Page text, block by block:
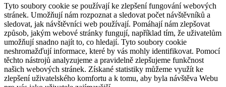
Tyto soubory cookie se používají ke zlepšení fungování webových
stránek. Umožňují nám rozpoznat a sledovat počet návštěvníků a
sledovat, jak návštěvníci web používají. Pomáhají nám zlepšovat
způsob, jakým webové stránky fungují, například tím, že uživatelům
umožňují snadno najít to, co hledají. Tyto soubory cookie
neshromažďují informace, které by vás mohly identifikovat. Pomocí
těchto nástrojů analyzujeme a pravidelně zlepšujeme funkčnost
našich webových stránek. Získané statistiky můžeme využít ke
zlepšení uživatelského komfortu a k tomu, aby byla návštěva Webu